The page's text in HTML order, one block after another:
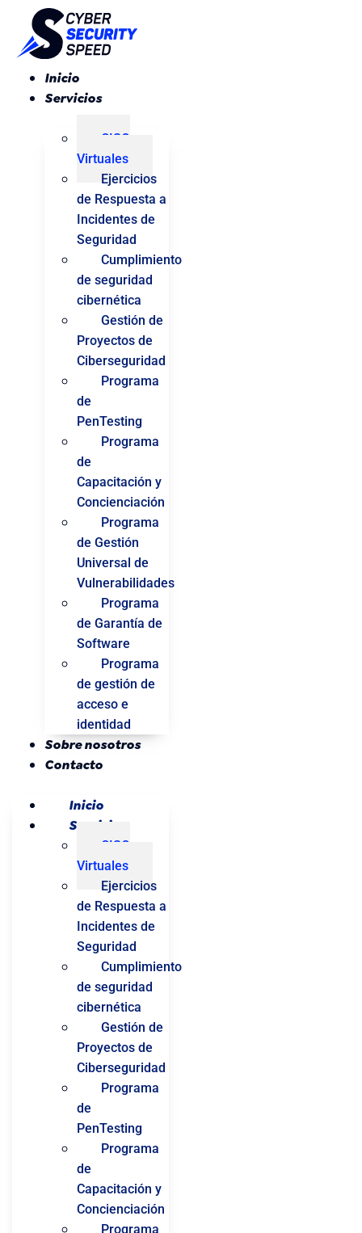
contenido
Inicio
Servicios
CISO
Virtuales
Ejercicios
de Respuesta a
Incidentes de
Seguridad
Cumplimiento
de seguridad
cibernética
Gestión de
Proyectos de
Ciberseguridad
Programa
de
PenTesting
Programa
de
Capacitación y
Concienciación
Programa
de Gestión
Universal de
Vulnerabilidades
Programa
de Garantía de
Software
Programa
de gestión de
acceso e
identidad
Sobre nosotros
Contacto
Inicio
Servicios
CISO
Virtuales
Ejercicios
de Respuesta a
Incidentes de
Seguridad
Cumplimiento
de seguridad
cibernética
Gestión de
Proyectos de
Ciberseguridad
Programa
de
PenTesting
Programa
de
Capacitación y
Concienciación
Programa